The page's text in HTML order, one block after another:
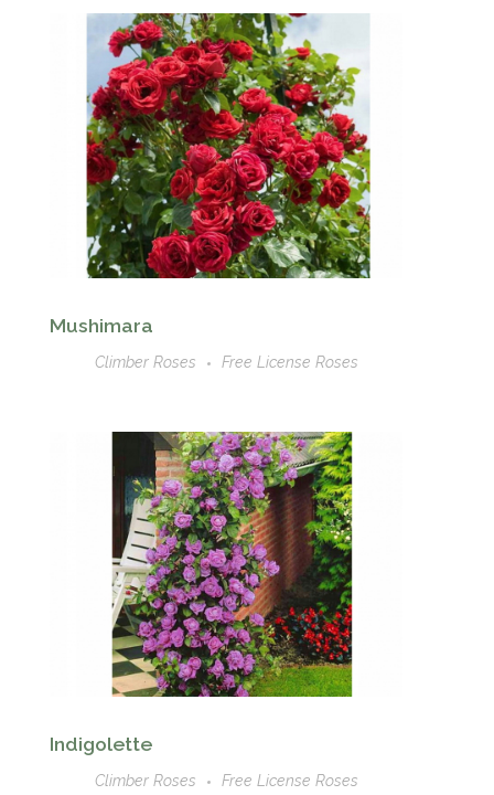
Mushimara
Climber Roses Free License Roses
Indigolette
Climber Roses Free License Roses